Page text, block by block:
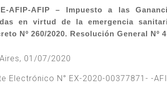
E-AFIP-AFIP – Impuesto a las
en virtud de la emergencia
Nº 260/2020. Resolución General Nº
01/07/2020
Electrónico N° EX-2020-00377871- -